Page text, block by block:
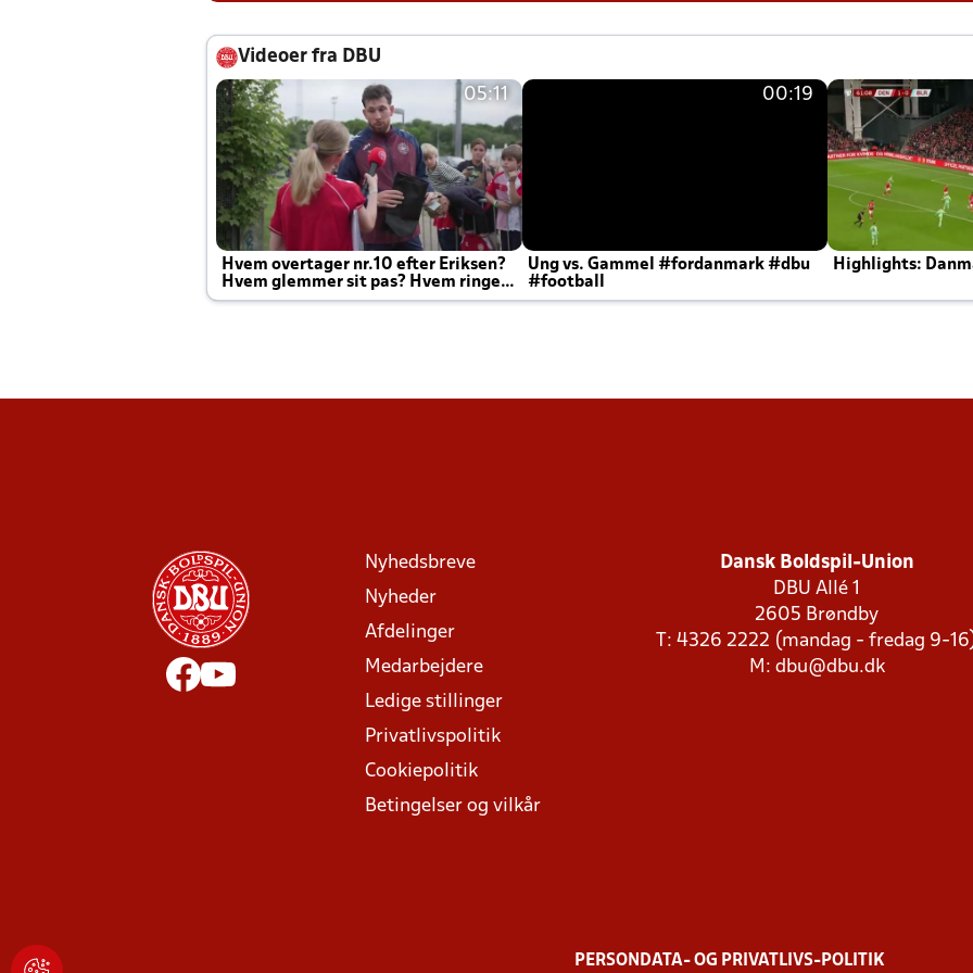
Videoer fra DBU
05:11
Hvem overtager nr.10 efter Eriksen?
Hvem glemmer sit pas? Hvem ringer
Joachim altid til efter kampe?
00:19
Ung vs. Gammel #fordanmark #dbu
#football
Highlights:
Nyhedsbreve
Nyheder
Afdelinger
Medarbejdere
Ledige stillinger
Privatlivspolitik
Cookiepolitik
Betingelser og vilkår
Dansk Boldspil-Union
DBU Allé 1
2605 Brøndby
T: 4326 2222 (mandag - fredag 9-
M: dbu@dbu.dk
PERSONDATA- OG PRIVATLIVS-POLITIK